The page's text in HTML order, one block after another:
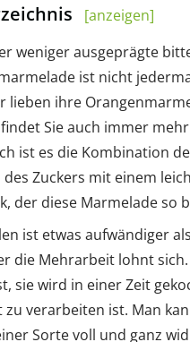
[anzeigen]
weniger ausgeprägte
ist nicht
lieben ihre
Sie auch immer mehr
ist es die Kombination
des Zuckers mit einem
der diese Marmelade so
ist etwas aufwändiger
die Mehrarbeit lohnt
sie wird in einer Zeit
zu verarbeiten ist. Man
Sorte voll und ganz